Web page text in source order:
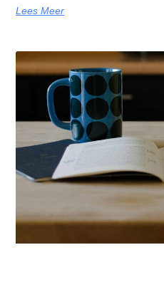
Lees Meer